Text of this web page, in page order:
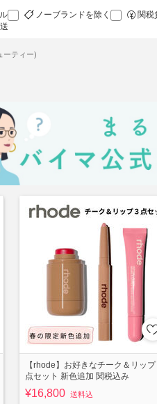
ノーブランドを除く
関税
ーティー)
【rhode】お好きなチーク＆リップ
点セット 新色追加 関税込み
¥16,800 送料込